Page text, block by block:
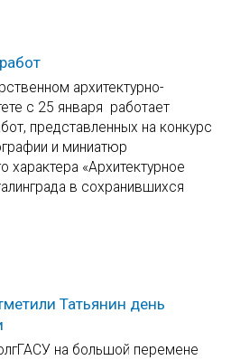
архитектурно-
с 25 января работает
представленных на конкурс
и миниатюр
характера «Архитектурное
в сохранившихся
Татьянин день
на большой перемене